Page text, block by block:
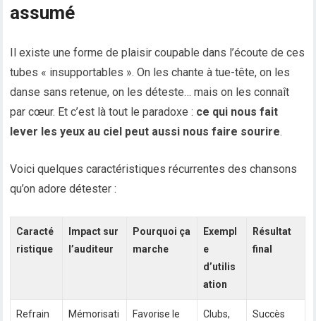
assumé
Il existe une forme de plaisir coupable dans l’écoute de ces
tubes « insupportables ». On les chante à tue-tête, on les
danse sans retenue, on les déteste… mais on les connaît
par cœur. Et c’est là tout le paradoxe : ce qui nous fait
lever les yeux au ciel peut aussi nous faire sourire.
Voici quelques caractéristiques récurrentes des chansons
qu’on adore détester :
Caracté
ristique
Impact sur
l’auditeur
Pourquoi ça
marche
Exempl
e
d’utilis
ation
Résultat
final
Refrain
Mémorisati
Favorise le
Clubs,
Succès